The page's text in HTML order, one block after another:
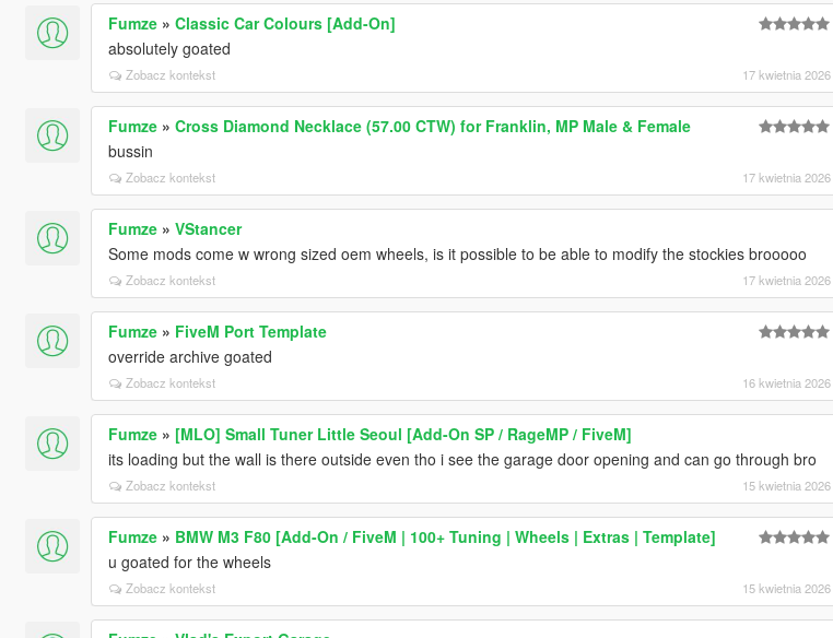
Fumze» Classic Car Colours [Add-On]
absolutely goated
Zobacz kontekst 17 kwietnia 2026
Fumze» Cross Diamond Necklace (57.00 CTW) for Franklin, MP Male & Female
bussin
Zobacz kontekst 17 kwietnia 2026
Fumze» VStancer
Some mods come w wrong sized oem wheels, is it possible to be able to modify the stockies brooooo
Zobacz kontekst 17 kwietnia 2026
Fumze» FiveM Port Template
override archive goated
Zobacz kontekst 16 kwietnia 2026
Fumze» [MLO] Small Tuner Little Seoul [Add-On SP / RageMP / FiveM]
its loading but the wall is there outside even tho i see the garage door opening and can go through bro
Zobacz kontekst 15 kwietnia 2026
Fumze» BMW M3 F80 [Add-On / FiveM | 100+ Tuning | Wheels | Extras | Template]
u goated for the wheels
Zobacz kontekst 15 kwietnia 2026